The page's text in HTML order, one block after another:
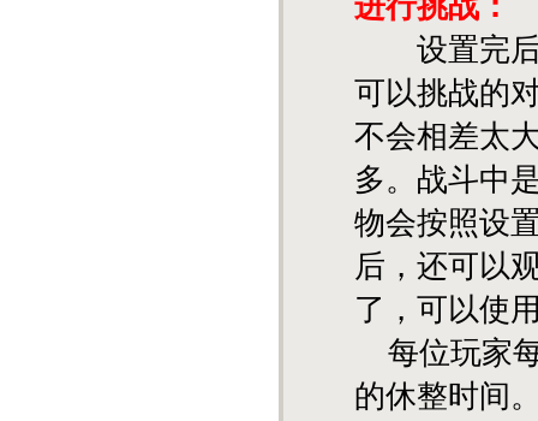
设置完后
可以挑战的
不会相差太
多。战斗中
物会按照设
后，还可以
了，可以使
每位玩家
的休整时间